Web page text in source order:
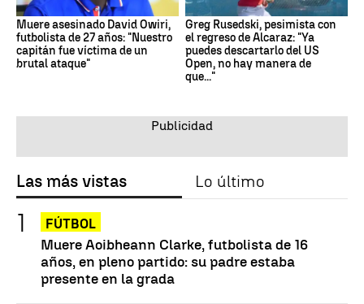
Muere asesinado David Owiri,
futbolista de 27 años: "Nuestro
capitán fue víctima de un
brutal ataque"
Greg Rusedski, pesimista con
el regreso de Alcaraz: "Ya
puedes descartarlo del US
Open, no hay manera de
que..."
Las más vistas Lo último
FÚTBOL
Muere Aoibheann Clarke, futbolista de 16
años, en pleno partido: su padre estaba
presente en la grada